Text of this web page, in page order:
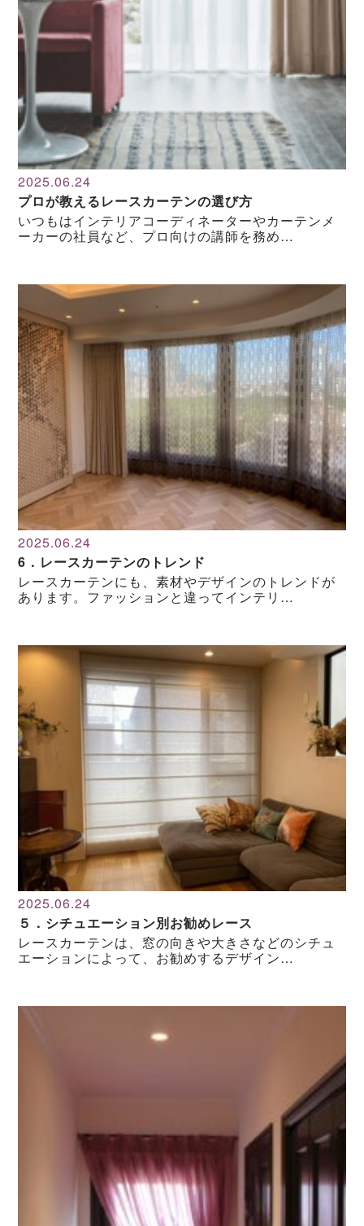
2025.06.24
プロが教えるレースカーテンの選び方
いつもはインテリアコーディネーターやカーテンメ
ーカーの社員など、プロ向けの講師を務め…
2025.06.24
6．レースカーテンのトレンド
レースカーテンにも、素材やデザインのトレンドが
あります。ファッションと違ってインテリ…
2025.06.24
５．シチュエーション別お勧めレース
レースカーテンは、窓の向きや大きさなどのシチュ
エーションによって、お勧めするデザイン…